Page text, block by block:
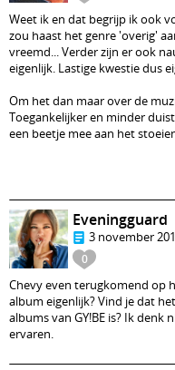
Weet ik en dat begrijp ik ook
zou haast het genre 'overig'
vreemd... Verder zijn er ook
eigenlijk. Lastige kwestie dus
Om het dan maar over de
Toegankelijker en minder
een beetje mee aan het
0
Eveningguard
3 november
Chevy even terugkomend op
album eigenlijk? Vind je dat
albums van GY!BE is? Ik denk
ervaren.